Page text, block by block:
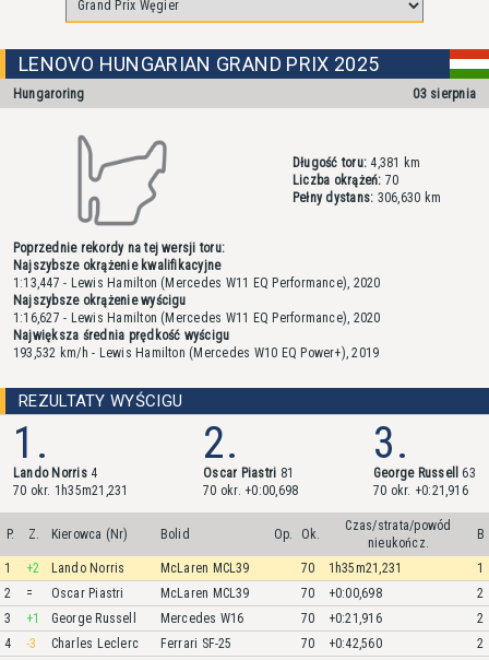
LENOVO HUNGARIAN GRAND PRIX 2025
Hungaroring 03 sierpnia
Długość toru: 4,381 km
Liczba okrążeń: 70
Pełny dystans: 306,630 km
Poprzednie rekordy na tej wersji toru:
Najszybsze okrążenie kwalifikacyjne
1:13,447 - Lewis Hamilton (Mercedes W11 EQ Performance), 2020
Najszybsze okrążenie wyścigu
1:16,627 - Lewis Hamilton (Mercedes W11 EQ Performance), 2020
Największa średnia prędkość wyścigu
193,532 km/h - Lewis Hamilton (Mercedes W10 EQ Power+), 2019
REZULTATY WYŚCIGU
1.
Lando Norris4
70 okr. 1h35m21,231
2.
Oscar Piastri 81
70 okr. +0:00,698
3.
George Russell
63
70 okr. +0:21,916
P. Z. Kierowca (Nr) Bolid Op. Ok.
Czas/strata/powód
nieukończ.
B
1 +2 Lando Norris McLaren MCL39 70 1h35m21,231
1
2
= Oscar Piastri McLaren MCL39 70 +0:00,698
2
3
+1 George Russell Mercedes W16 70 +0:21,916
2
4
-3 Charles Leclerc Ferrari SF-25 70 +0:42,560 2